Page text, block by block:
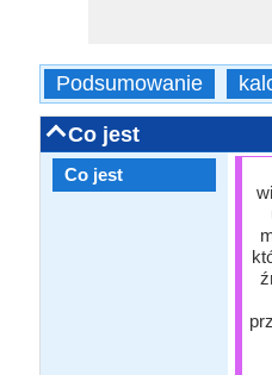
Podsumowanie
Co jest
Co jest